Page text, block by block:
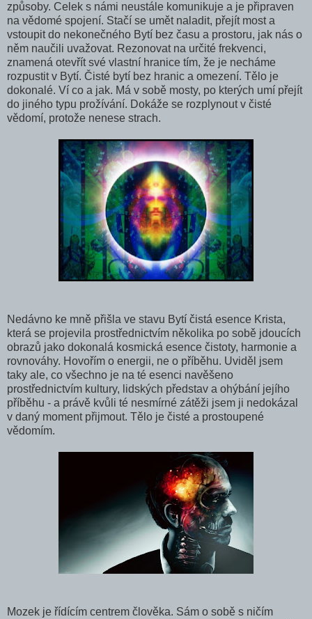
způsoby. Celek s námi neustále komunikuje a je připraven
na vědomé spojení. Stačí se umět naladit, přejít most a
vstoupit do nekonečného Bytí bez času a prostoru, jak nás o
něm naučili uvažovat. Rezonovat na určité frekvenci,
znamená otevřít své vlastní hranice tím, že je necháme
rozpustit v Bytí. Čisté bytí bez hranic a omezení. Tělo je
dokonalé. Ví co a jak. Má v sobě mosty, po kterých umí přejít
do jiného typu prožívání. Dokáže se rozplynout v čisté
vědomí, protože nenese strach.
Nedávno ke mně přišla ve stavu Bytí čistá esence Krista,
která se projevila prostřednictvím několika po sobě jdoucích
obrazů jako dokonalá kosmická esence čistoty, harmonie a
rovnováhy. Hovořím o energii, ne o příběhu. Uviděl jsem
taky ale, co všechno je na té esenci navěšeno
prostřednictvím kultury, lidských představ a ohýbání jejího
příběhu - a právě kvůli té nesmírné zátěži jsem ji nedokázal
v daný moment přijmout. Tělo je čisté a prostoupené
vědomím.
Mozek je řídícím centrem člověka. Sám o sobě s ničím